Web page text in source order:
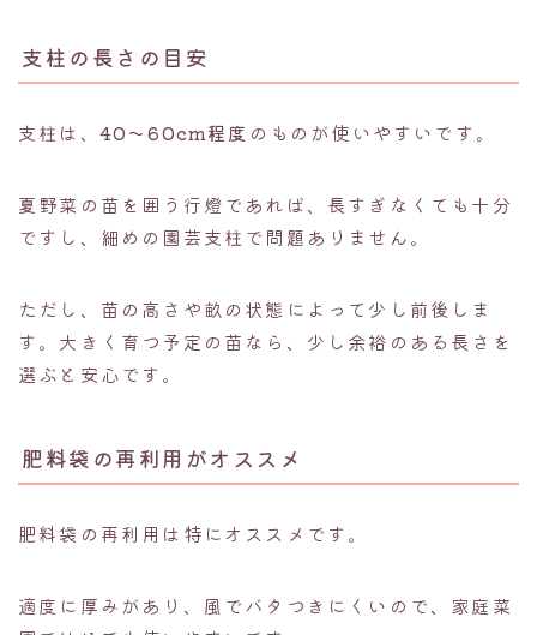
支柱の長さの目安
支柱は、40〜60cm程度 のものが使いやすいです。
夏野菜の苗を囲う行燈であれば、長すぎなくても十分
ですし、細めの園芸支柱で問題ありません。
ただし、苗の高さや畝の状態によって少し前後しま
す。大きく育つ予定の苗なら、少し余裕のある長さを
選ぶと安心です。
肥料袋の再利用がオススメ
肥料袋の再利用は特にオススメです。
適度に厚みがあり、風でバタつきにくいので、家庭菜